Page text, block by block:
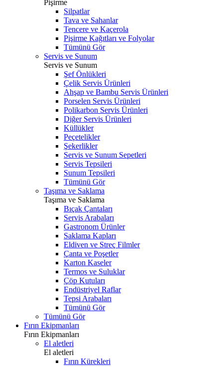
Pişirme
Silpatlar
Tava ve Sahanlar
Tencere ve Kaçerola
Pişirme Kağıtları ve Folyolar
Tümünü Gör
Servis ve Sunum
Servis ve Sunum
Şef Önlükleri
Çelik Servis Ürünleri
Ahşap ve Bambu Servis Ürünleri
Porselen Servis Ürünleri
Polikarbon Servis Ürünleri
Diğer Servis Ürünleri
Küllükler
Peçetelikler
Şekerlikler
Servis ve Sunum Sepetleri
Servis Tepsileri
Sunum Tepsileri
Tümünü Gör
Taşıma ve Saklama
Taşıma ve Saklama
Bıçak Çantaları
Servis Arabaları
Gastronom Ürünler
Saklama Kapları
Eldiven ve Streç Filmler
Çanta ve Poşetler
Karton Kaseler
Termos ve Suluklar
Çöp Kutuları
Endüstriyel Raflar
Tepsi Arabaları
Tümünü Gör
Tümünü Gör
Fırın Ekipmanları
Fırın Ekipmanları
El aletleri
El aletleri
Fırın Kürekleri